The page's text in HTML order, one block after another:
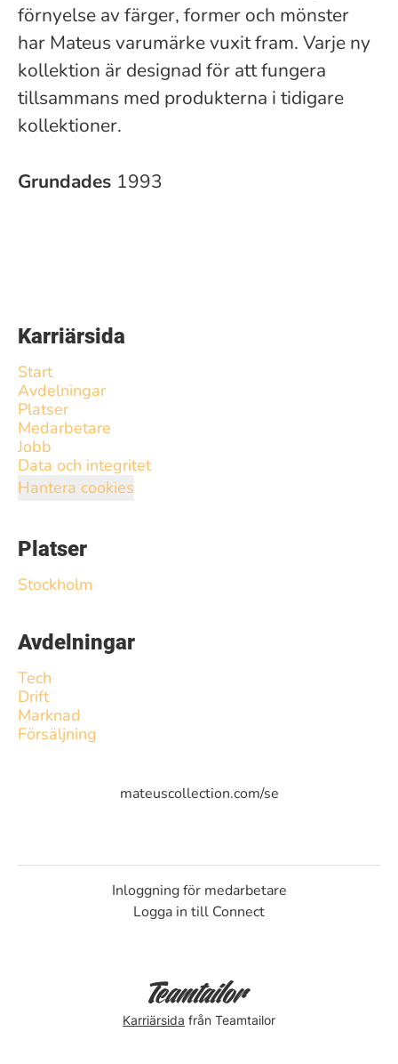
förnyelse av färger, former och mönster
har Mateus varumärke vuxit fram. Varje ny
kollektion är designad för att fungera
tillsammans med produkterna i tidigare
kollektioner.
Grundades 1993
Karriärsida
Start
Avdelningar
Platser
Medarbetare
Jobb
Data och integritet
Hantera cookies
Platser
Stockholm
Avdelningar
Tech
Drift
Marknad
Försäljning
mateuscollection.com/se
Inloggning för medarbetare
Logga in till Connect
Karriärsida från Teamtailor